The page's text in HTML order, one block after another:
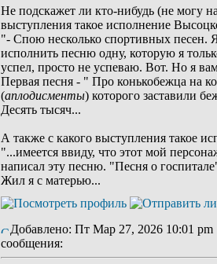
Не подскажет ли кто-нибудь (не могу
выступления такое исполнение
"- Спою несколько спортивных песен.
исполнить песню одну, которую я
успел, просто не успеваю. Вот. Но я
Первая песня - " Про конькобежца на
(аплодисменты) которого заставили
Десять тысяч...
А также с какого выступления такое
"...имеется ввиду, что этот мой
написал эту песню. "Песня о
Жил я с матерью...
Добавлено: Пт Мар 27, 2026 10:01 pm
сообщения: